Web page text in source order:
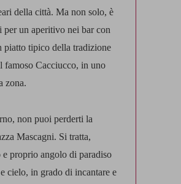
della città. Ma non solo, è
per un aperitivo nei bar con
piatto tipico della tradizione
famoso Cacciucco, in uno
zona.
non puoi perderti la
Mascagni. Si tratta,
proprio angolo di paradiso
cielo, in grado di incantare e